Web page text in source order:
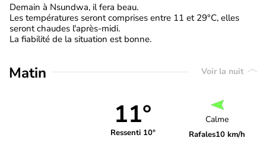
Demain à Nsundwa, il fera beau.
Les températures seront comprises entre 11 et 29°C, elles
seront chaudes l'après-midi.
La fiabilité de la situation est bonne.
Matin Voir la nuit
11°
Ressenti 10°
Calme
Rafales10 km/h